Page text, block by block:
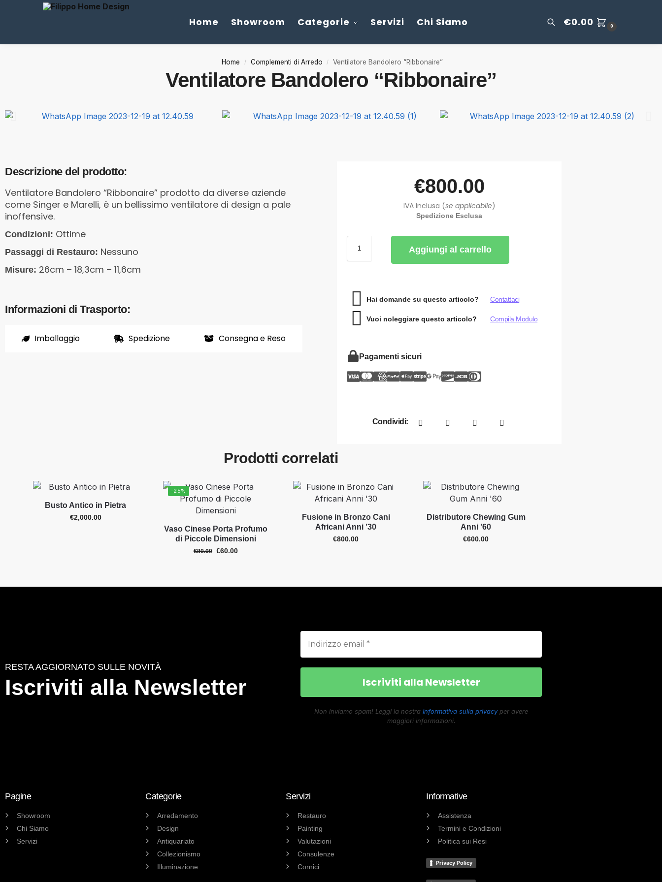
Home Showroom Categorie Servizi Chi Siamo €0.00 0
Home / Complementi di Arredo / Ventilatore Bandolero “Ribbonaire”
Ventilatore Bandolero “Ribbonaire”
Descrizione del prodotto:
Ventilatore Bandolero “Ribbonaire” prodotto da diverse aziende
come Singer e Marelli, è un bellissimo ventilatore di design a pale
inoffensive.
Condizioni: Ottime
Passaggi di Restauro: Nessuno
Misure: 26cm – 18,3cm – 11,6cm
Informazioni di Trasporto:
Imballaggio Spedizione Consegna e Reso
€800.00
IVA Inclusa (se applicabile)
Spedizione Esclusa
Aggiungi al carrello
Hai domande su questo articolo? Contattaci
Vuoi noleggiare questo articolo? Compila Modulo
Pagamenti sicuri
Condividi:
Prodotti correlati
Busto Antico in Pietra
€2,000.00
-25%
Vaso Cinese Porta Profumo
di Piccole Dimensioni
€80.00 €60.00
Fusione in Bronzo Cani
Africani Anni ’30
€800.00
Distributore Chewing Gum
Anni ’60
€600.00
RESTA AGGIORNATO SULLE NOVITÀ
Iscriviti alla Newsletter
Non inviamo spam! Leggi la nostra Informativa sulla privacyper avere
maggiori informazioni.
Pagine
Showroom
Chi Siamo
Servizi
Categorie
Arredamento
Design
Antiquariato
Collezionismo
Illuminazione
Servizi
Restauro
Painting
Valutazioni
Consulenze
Cornici
Informative
Assistenza
Termini e Condizioni
Politica sui Resi
Privacy Policy